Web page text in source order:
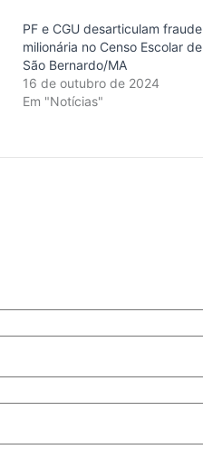
PF e CGU desarticulam fraude
milionária no Censo Escolar de
São Bernardo/MA
16 de outubro de 2024
Em "Notícias"